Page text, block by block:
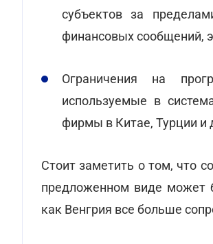
субъектов за
финансовых сообщений,
Ограничения на
используемые в
фирмы в Китае, Турции и
Стоит заметить о том, что
предложенном виде может
как Венгрия все больше